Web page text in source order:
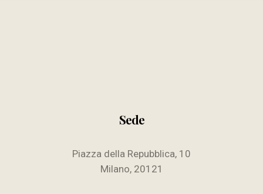
Sede
Piazza della Repubblica, 10
Milano, 20121